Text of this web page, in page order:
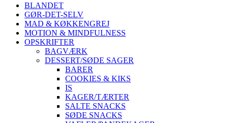
BLANDET
GØR-DET-SELV
MAD & KØKKENGREJ
MOTION & MINDFULNESS
OPSKRIFTER
BAGVÆRK
DESSERT/SØDE SAGER
BARER
COOKIES & KIKS
IS
KAGER/TÆRTER
SALTE SNACKS
SØDE SNACKS